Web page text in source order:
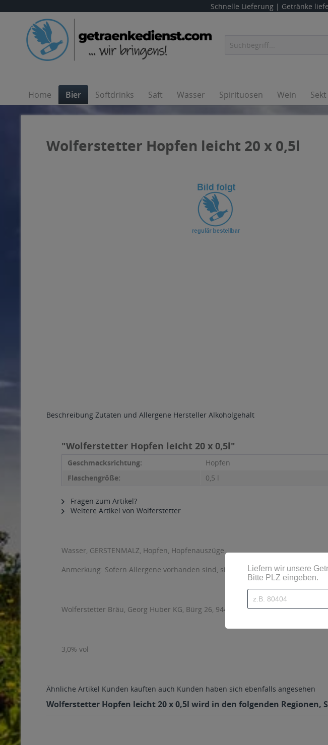
Schnelle Lieferung | Getränke
Home Bier Softdrinks Saft Wasser Spirituosen Wein
Wolferstetter Hopfen leicht 20 x 0,5l
Beschreibung Zutaten und Allergene Hersteller Alkoholgehalt
"Wolferstetter Hopfen leicht 20 x 0,5l"
Geschmacksrichtung:
Hopfen
Flaschengröße:
0,5 l
Fragen zum Artikel?
Weitere Artikel von Wolferstetter
Wasser, GERSTENMALZ, Hopfen, Hopfenauszüge
Anmerkung: Sofern Allergene vorhanden sind, sind diese mittels
Wolferstetter Bräu, Georg Huber KG, Bürg 26, 94474 Vilshofen
3,0% vol
Ähnliche Artikel Kunden kauften auch Kunden haben sich ebenfalls angesehen
Wolferstetter Hopfen leicht 20 x 0,5l wird in den folgenden